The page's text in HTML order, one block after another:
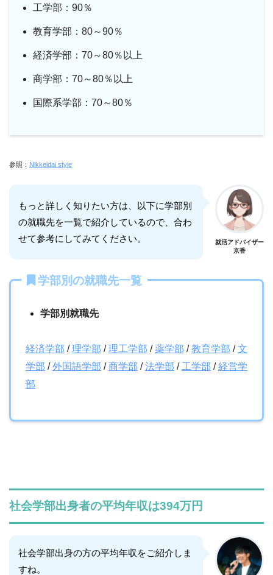
工学部：90％
教育学部：80～90％
経済学部：70～80％以上
商学部：70～80％以上
国際系学部：70～80％
参照： Nikkeidai style
もっと詳しく知りたい方は、以下に学部別
の就職先を一覧で紹介しているので、合わ
せて参考にしてみてください。
就活アドバイザー
京香
学部別の就職先一覧
学部別就職先
経済学部 /理学部 /理工学部 /薬学部 /教育学部 /文
学部 /外国語学部 /商学部 /法学部 / 工学部 /経営学
部
社会学部出身者の平均年収は394万円
社会学部出身の方の平均年収をご紹介しま
すね。